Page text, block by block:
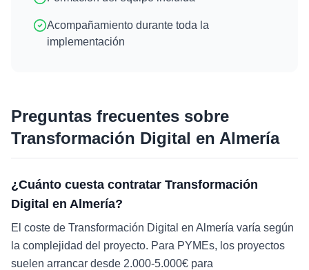
Acompañamiento durante toda la
implementación
Preguntas frecuentes sobre
Transformación Digital en Almería
¿Cuánto cuesta contratar Transformación
Digital en Almería?
El coste de Transformación Digital en Almería varía según
la complejidad del proyecto. Para PYMEs, los proyectos
suelen arrancar desde 2.000-5.000€ para